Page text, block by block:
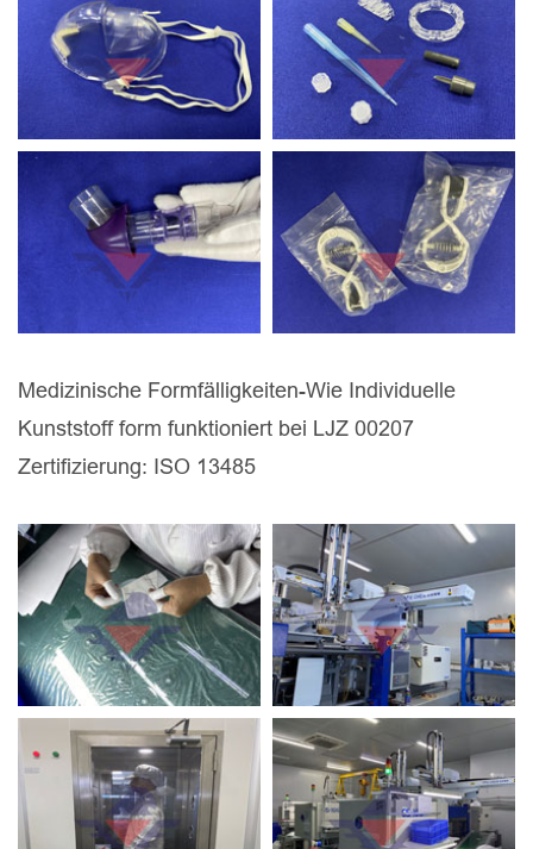
Medizinische Formfälligkeiten-Wie Individuelle
Kunststoff form funktioniert bei LJZ 00207
Zertifizierung: ISO 13485